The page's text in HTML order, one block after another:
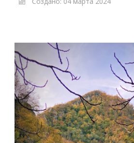
НОВОСТИ